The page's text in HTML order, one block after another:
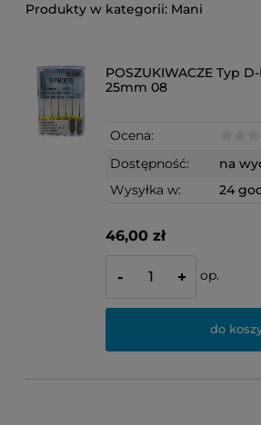
Mani
POSZUKIWACZE Typ
25mm 08
Ocena:
Dostępność:
na
Wysyłka w:
24
46,00 zł
- + op.
do